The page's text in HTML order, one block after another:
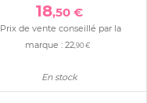
18,50 €
Prix de vente conseillé par la
marque : 22,90 €
En stock